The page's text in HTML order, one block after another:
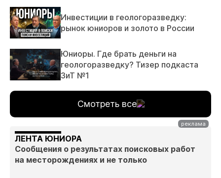
Инвестиции в геологоразведку:
рынок юниоров и золото в России
Юниоры. Где брать деньги на
геологоразведку? Тизер подкаста
ЗиТ №1
Смотреть все
ЛЕНТА ЮНИОРА
Сообщения о результатах поисковых работ
на месторождениях и не только